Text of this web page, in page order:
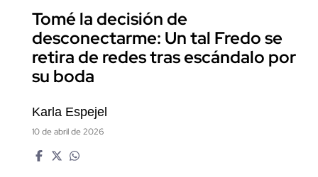
Tomé la decisión de
desconectarme: Un tal Fredo se
retira de redes tras escándalo por
su boda
Karla Espejel
10 de abril de 2026